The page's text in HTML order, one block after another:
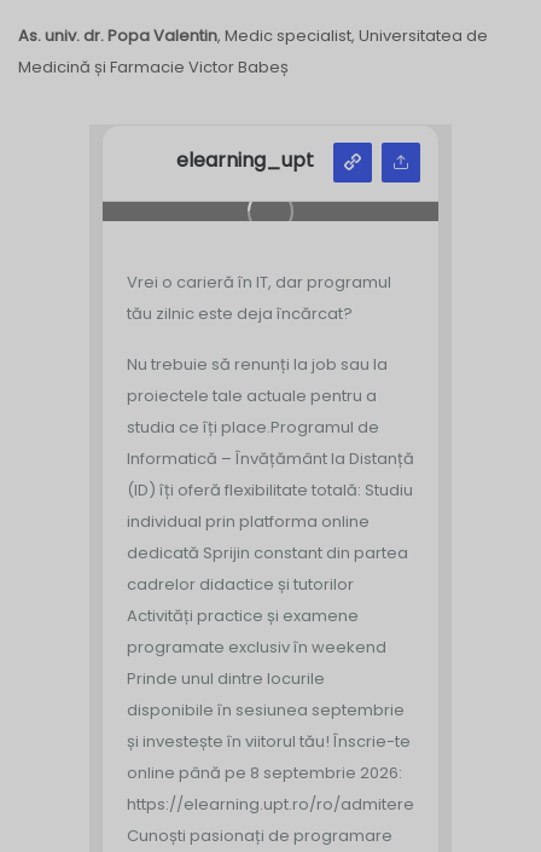
As. univ. dr. Popa Valentin, Medic specialist, Universitatea de
Medicină și Farmacie Victor Babeș
elearning_upt
Vrei o carieră în IT, dar programul
tău zilnic este deja încărcat?
Nu trebuie să renunți la job sau la
proiectele tale actuale pentru a
studia ce îți place.Programul de
Informatică – Învățământ la Distanță
(ID) îți oferă flexibilitate totală: Studiu
individual prin platforma online
dedicată ‍ Sprijin constant din partea
cadrelor didactice și tutorilor
Activități practice și examene
programate exclusiv în weekend
Prinde unul dintre locurile
disponibile în sesiunea septembrie
și investește în viitorul tău! Înscrie-te
online până pe 8 septembrie 2026:
https://elearning.upt.ro/ro/admitere/
Cunoști pasionați de programare